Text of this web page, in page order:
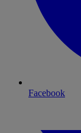
Facebook